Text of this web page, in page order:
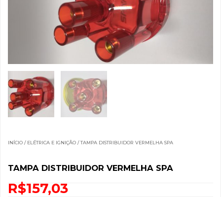
INÍCIO / ELÉTRICA E IGNIÇÃO / TAMPA DISTRIBUIDOR VERMELHA SPA
TAMPA DISTRIBUIDOR VERMELHA SPA
R$157,03